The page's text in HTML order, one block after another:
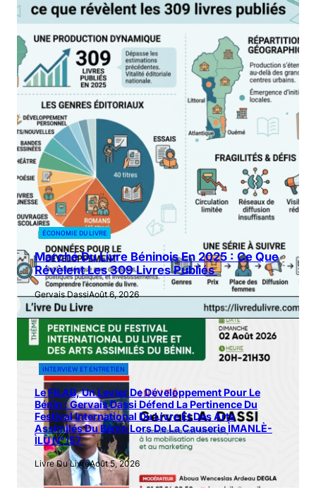
ÉCONOMIE DU LIVRE
Marché Du Livre Béninois En 2025 : Ce Que
Révèlent Les 309 Livres Publiés
Gervais DassiAoût 6, 2026
INTERVIEW ET ENTRETIEN
Le FILAB, Un Levier De Développement Pour Le
Bénin : Gervais Dassi Défend La Pertinence Du
Festival International Du Livre Et Des Arts
Assimilés Du Bénin Lors De La Causerie ÌMANLÈ-
ÌLÙ N°157
Livre Du LivreAoût 5, 2026